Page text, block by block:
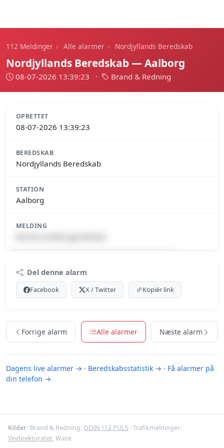
112 Meldinger › Alle alarmer › Nordjyllands Beredskab
Nordjyllands Beredskab — Aalborg
08-07-2026 13:39:23 · Brand & Redning
OPRETTET
08-07-2026 13:39:23
BEREDSKAB
Nordjyllands Beredskab
STATION
Aalborg
MELDING
Premium indhold
Log ind med Premium for at se meldingen.
Se Premium-muligheder
Del denne alarm
Facebook X / Twitter Kopiér link
Forrige alarm Alle alarmer Næste alarm
Dagens live alarmer → · Beredskabsstatistik → · Få alarmer på
din telefon →
Kilder: Brand & Redning: ODIN 112 PULS · Trafikmeldinger:
Vejdirektoratet, Waze